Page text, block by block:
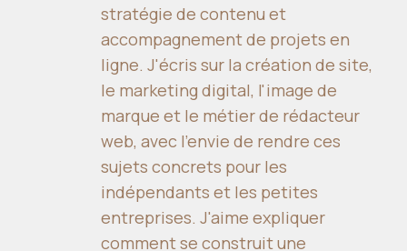
stratégie de contenu et
accompagnement de projets en
ligne. J'écris sur la création de site,
le marketing digital, l'image de
marque et le métier de rédacteur
web, avec l'envie de rendre ces
sujets concrets pour les
indépendants et les petites
entreprises. J'aime expliquer
comment se construit une